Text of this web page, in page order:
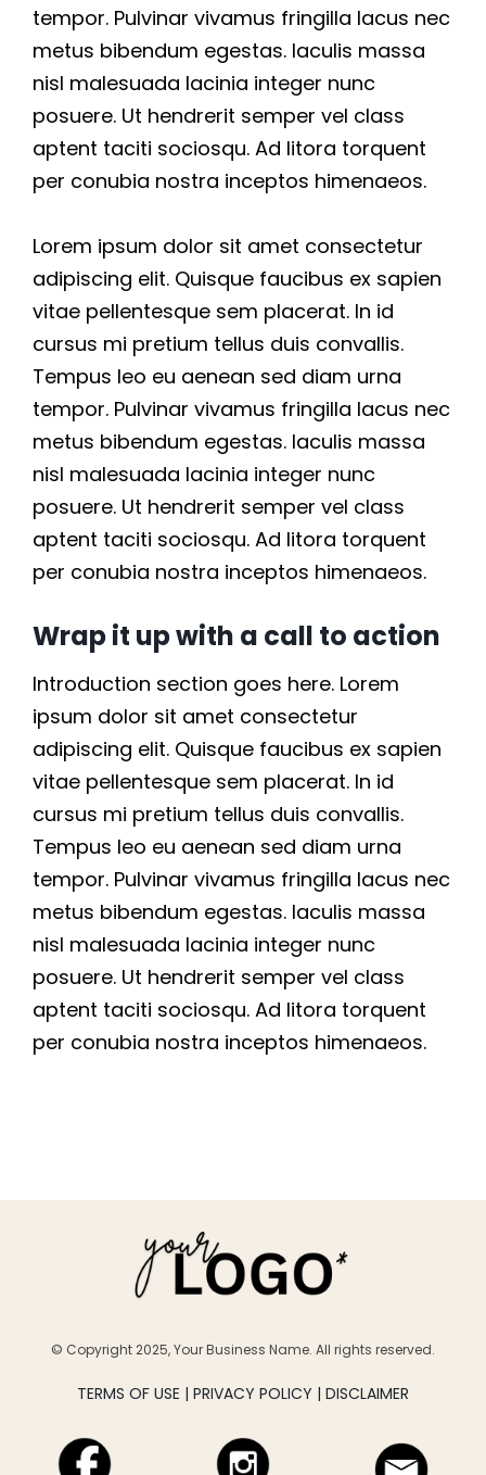
tempor. Pulvinar vivamus fringilla lacus nec
metus bibendum egestas. Iaculis massa
nisl malesuada lacinia integer nunc
posuere. Ut hendrerit semper vel class
aptent taciti sociosqu. Ad litora torquent
per conubia nostra inceptos himenaeos.
Lorem ipsum dolor sit amet consectetur
adipiscing elit. Quisque faucibus ex sapien
vitae pellentesque sem placerat. In id
cursus mi pretium tellus duis convallis.
Tempus leo eu aenean sed diam urna
tempor. Pulvinar vivamus fringilla lacus nec
metus bibendum egestas. Iaculis massa
nisl malesuada lacinia integer nunc
posuere. Ut hendrerit semper vel class
aptent taciti sociosqu. Ad litora torquent
per conubia nostra inceptos himenaeos.
Wrap it up with a call to action
Introduction section goes here. Lorem
ipsum dolor sit amet consectetur
adipiscing elit. Quisque faucibus ex sapien
vitae pellentesque sem placerat. In id
cursus mi pretium tellus duis convallis.
Tempus leo eu aenean sed diam urna
tempor. Pulvinar vivamus fringilla lacus nec
metus bibendum egestas. Iaculis massa
nisl malesuada lacinia integer nunc
posuere. Ut hendrerit semper vel class
aptent taciti sociosqu. Ad litora torquent
per conubia nostra inceptos himenaeos.
© Copyright 2025, Your Business Name. All rights reserved.
TERMS OF USE | PRIVACY POLICY | DISCLAIMER